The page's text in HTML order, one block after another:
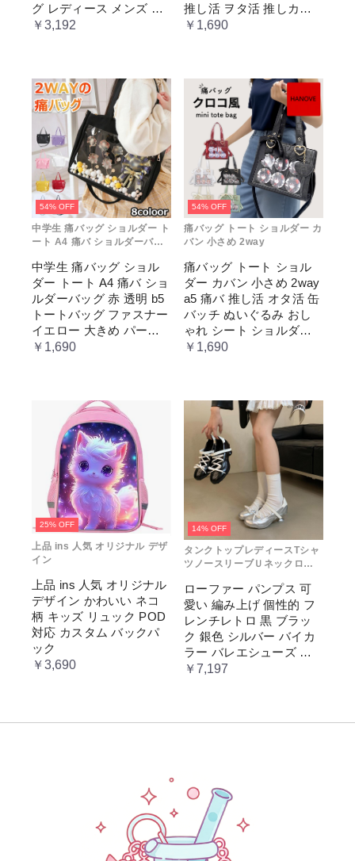
グ レディース メンズ 男
女兼用 学生 スクール 透
￥3,192
推し活 ヲタ活 推しカラ
ー 推し色 肩掛け レディ
￥1,690
54% OFF
中学生 痛バッグ ショルダー ト
ート A4 痛バ ショルダーバッ
中学生 痛バッグ ショル
ダー トート A4 痛バ ショ
ルダーバッグ 赤 透明 b5
トートバッグ ファスナー
イエロー 大きめ パープ
ル 水色 いたばっく 痛バ
推し色 肩掛け レディー
￥1,690
54% OFF
痛バッグ トート ショルダー カ
バン 小さめ 2way
痛バッグ トート ショル
ダー カバン 小さめ 2way
a5 痛バ 推し活 オタ活 缶
バッチ ぬいぐるみ おし
ゃれ シート ショルダー
バッグ 透明 ポケット ク
￥1,690
25% OFF
上品 ins 人気 オリジナル デザ
イン
上品 ins 人気 オリジナル
デザイン かわいい ネコ
柄 キッズ リュック POD
対応 カスタム バックパ
ック
￥3,690
14% OFF
タンクトップレディースTシャ
ツノースリーブＵネックロゴ
ローファー パンプス 可
愛い 編み上げ 個性的 フ
レンチレトロ 黒 ブラッ
ク 銀色 シルバー バイカ
ラー バレエシューズ 変
形ヒール 3.5cm ガーリー
￥7,197